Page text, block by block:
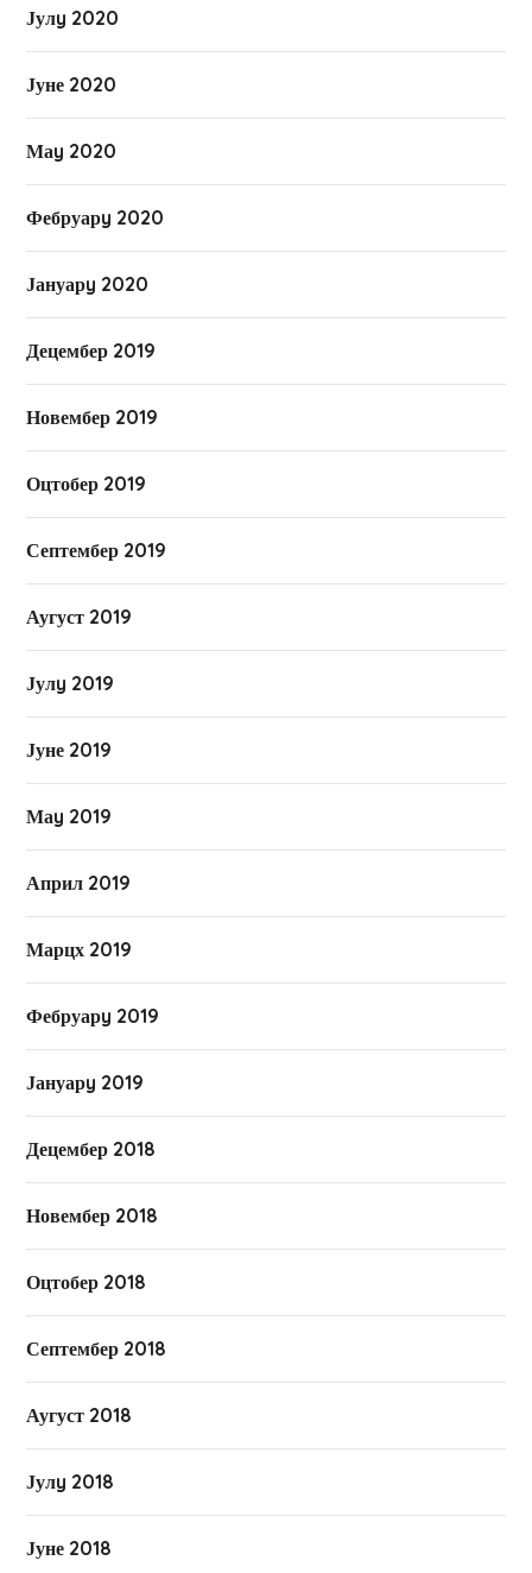
Јулy 2020
Јуне 2020
Маy 2020
Фебруарy 2020
Јануарy 2020
Децембер 2019
Новембер 2019
Оцтобер 2019
Септембер 2019
Аугуст 2019
Јулy 2019
Јуне 2019
Маy 2019
Април 2019
Марцх 2019
Фебруарy 2019
Јануарy 2019
Децембер 2018
Новембер 2018
Оцтобер 2018
Септембер 2018
Аугуст 2018
Јулy 2018
Јуне 2018